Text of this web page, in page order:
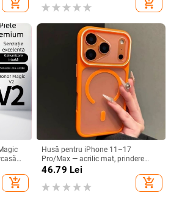
add_shopping_cart add_shopping_cart
PU
add_shopping_cart
Husă pentru iPhone 11–17
Pro/Max — acrilic mat, prindere
magnetică, protecție anti-cadere,
46.79 Lei
add_shopping_cart